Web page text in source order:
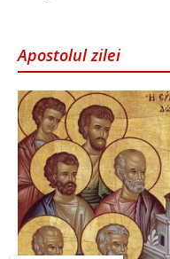
Apostolul zilei